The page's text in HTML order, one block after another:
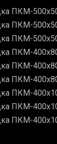
ПКМ-
ПКМ-
ПКМ-
ПКМ-
ПКМ-
ПКМ-
ПКМ-
ПКМ-
ПКМ-